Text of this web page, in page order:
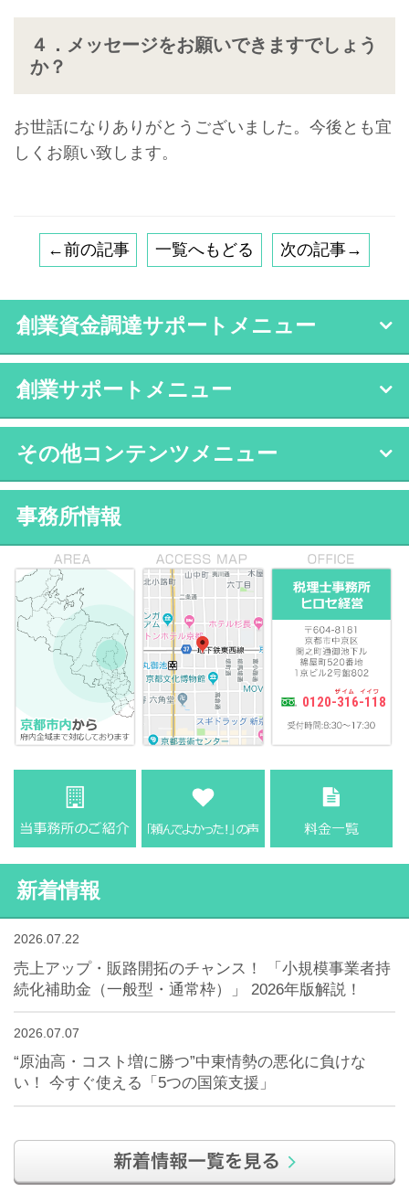
４．メッセージをお願いできますでしょう
か？
お世話になりありがとうございました。今後とも宜
しくお願い致します。
←前の記事 一覧へもどる 次の記事→
創業資金調達サポートメニュー
創業サポートメニュー
その他コンテンツメニュー
事務所情報
0120-316-118
新着情報
2026.07.22
売上アップ・販路開拓のチャンス！ 「小規模事業者持
続化補助金（一般型・通常枠）」 2026年版解説！
2026.07.07
“原油高・コスト増に勝つ”中東情勢の悪化に負けな
い！ 今すぐ使える「5つの国策支援」